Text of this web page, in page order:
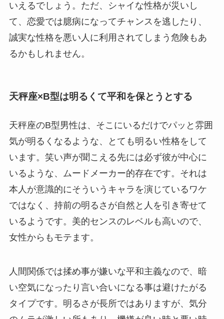
いえるでしょう。ただ、シャイな性格が災いし
て、恋愛では臆病になってチャンスを逃したり、
誠実な性格を悪い人に利用されてしまう危険もあ
るかもしれません。
天秤座×B型は明るくて平和を保とうとする
天秤座のB型男性は、そこにいるだけでパッと雰囲
気が明るくなるような、とても明るい性格をして
います。笑い声が聞こえる先には必ず彼が中心に
いるような、ムードメーカー的存在です。それは
本人が意識的にそういうキャラを演じているワケ
ではなく、持前の明るさが自然と人を引き寄せて
いるようです。美的センスのレベルも高いので、
女性からもモテます。
人間関係では揉め事が嫌いな平和主義なので、暗
い空気になったり言い合いになる事は避けたがる
タイプです。明るさが長所ではありますが、気分